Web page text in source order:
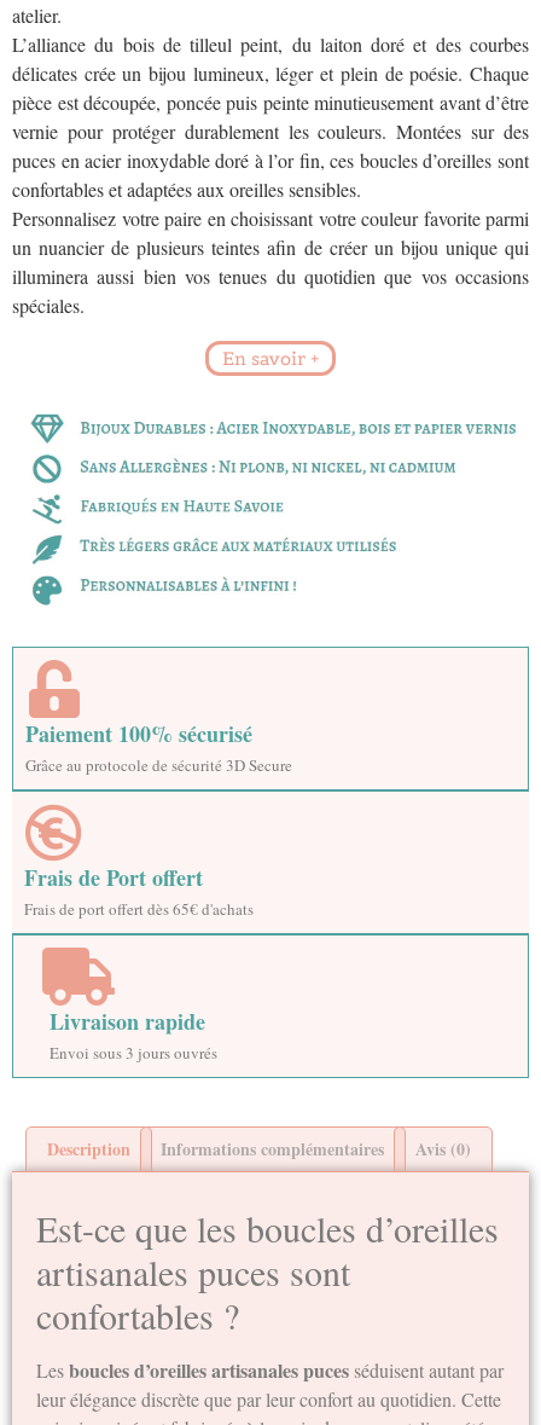
atelier.
L’alliance du bois de tilleul peint, du laiton doré et des courbes
délicates crée un bijou lumineux, léger et plein de poésie. Chaque
pièce est découpée, poncée puis peinte minutieusement avant d’être
vernie pour protéger durablement les couleurs. Montées sur des
puces en acier inoxydable doré à l’or fin, ces boucles d’oreilles sont
confortables et adaptées aux oreilles sensibles.
Personnalisez votre paire en choisissant votre couleur favorite parmi
un nuancier de plusieurs teintes afin de créer un bijou unique qui
illuminera aussi bien vos tenues du quotidien que vos occasions
spéciales.
En savoir +
Paiement 100% sécurisé
Grâce au protocole de sécurité 3D Secure
Frais de Port offert
Frais de port offert dès 65€ d'achats
Livraison rapide
Envoi sous 3 jours ouvrés
Description Informations complémentaires Avis (0)
Est-ce que les boucles d’oreilles
artisanales puces sont
confortables ?
Lesboucles d’oreilles artisanales puces séduisent autant par
leur élégance discrète que par leur confort au quotidien. Cette